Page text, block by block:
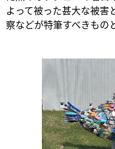
よって被った甚大な被害
察などが特筆すべきもの